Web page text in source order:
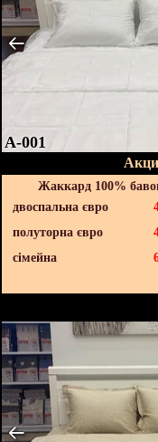
A-001
Жаккард 100%
двоспальна євро
полуторна євро
сімейна